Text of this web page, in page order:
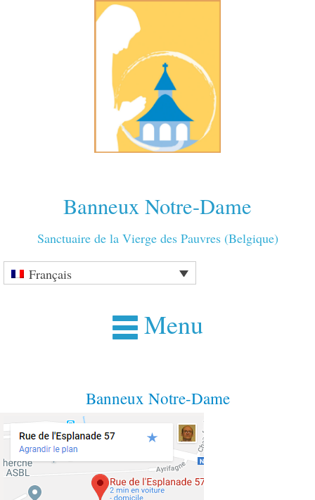
Banneux Notre-Dame
Sanctuaire de la Vierge des Pauvres (Belgique)
Français
Menu
Banneux Notre-Dame